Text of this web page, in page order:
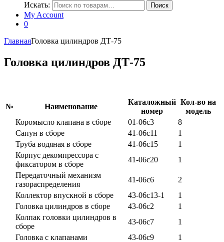
Искать:
Поиск
My Account
0
ГлавнаяГоловка цилиндров ДТ-75
Головка цилиндров ДТ-75
№ Наименование
Каталожный
номер
Кол-во на
модель
Коромысло клапана в сборе
01-06с3
8
Сапун в сборе
41-06с11
1
Труба водяная в сборе
41-06с15
1
Корпус декомпрессора с
фиксатором в сборе
41-06с20
1
Передаточный механизм
газораспределения
41-06с6
2
Коллектор впускной в сборе
43-06с13-1
1
Головка цилиндров в сборе
43-06с2
1
Колпак головки цилиндров в
сборе
43-06с7
1
Головка с клапанами
43-06с9
1